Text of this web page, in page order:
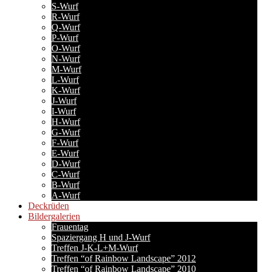
S-Wurf
R-Wurf
Q-Wurf
P-Wurf
O-Wurf
N-Wurf
M-Wurf
L-Wurf
K-Wurf
J-Wurf
I-Wurf
H-Wurf
G-Wurf
F-Wurf
E-Wurf
D-Wurf
C-Wurf
B-Wurf
A-Wurf
Deckrüden
Bildergalerien
Frauentag
Spaziergang H und J-Wurf
Treffen J-K-L+M-Wurf
Treffen “of Rainbow Landscape” 2012
Treffen “of Rainbow Landscape” 2010